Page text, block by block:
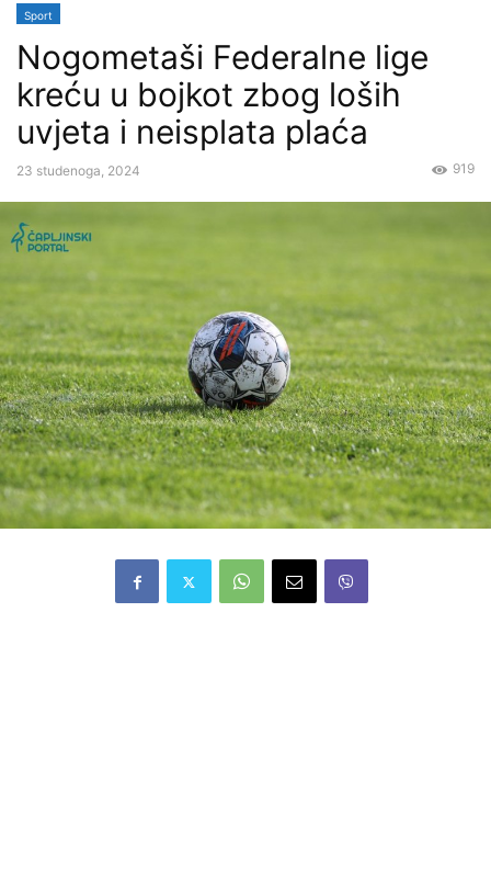
Sport
Nogometaši Federalne lige
kreću u bojkot zbog loših
uvjeta i neisplata plaća
23 studenoga, 2024 919